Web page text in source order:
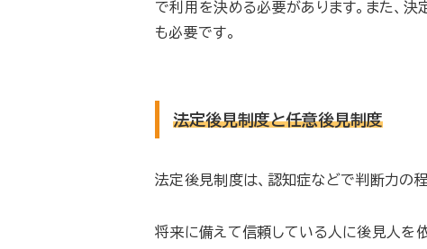
で利用を決める必要があります。また、
も必要です。
法定後見制度と任意後見制度
法定後見制度は、認知症などで判断力の
将来に備えて信頼している人に後見人を